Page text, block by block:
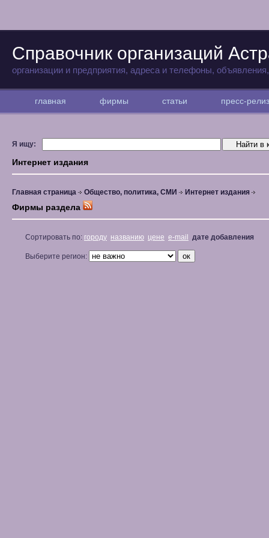
Справочник организаций
организации и предприятия, адреса и телефоны,
главная фирмы статьи пресс-
Я ищу:
Интернет издания
Главная страница Общество, политика, СМИ Интернет издания
Фирмы раздела
Сортировать по: городу названию цене e-mail дате добавления
Выберите регион: